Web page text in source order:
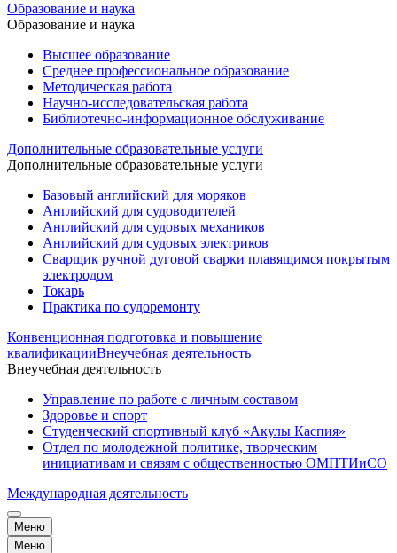
Образование и наука
Образование и наука
Высшее образование
Среднее профессиональное образование
Методическая работа
Научно-исследовательская работа
Библиотечно-информационное обслуживание
Дополнительные образовательные услуги
Дополнительные образовательные услуги
Базовый английский для моряков
Английский для судоводителей
Английский для судовых механиков
Английский для судовых электриков
Cварщик ручной дуговой сварки плавящимся покрытым
электродом
Токарь
Практика по судоремонту
Конвенционная подготовка и повышение
квалификацииВнеучебная деятельность
Внеучебная деятельность
Управление по работе с личным составом
Здоровье и спорт
Студенческий спортивный клуб «Акулы Каспия»
Отдел по молодежной политике, творческим
инициативам и связям с общественностью ОМПТИиСО
Международная деятельность
Меню
Меню